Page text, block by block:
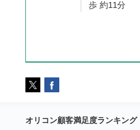
歩 約11分
オリコン顧客満足度ランキング